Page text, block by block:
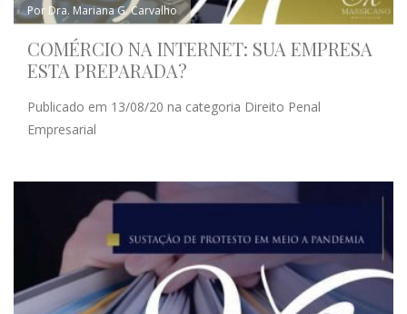
Por Dra. Mariana G. Carvalho
COMÉRCIO NA INTERNET: SUA EMPRESA
ESTA PREPARADA?
Publicado em 13/08/20 na categoria Direito Penal
Empresarial